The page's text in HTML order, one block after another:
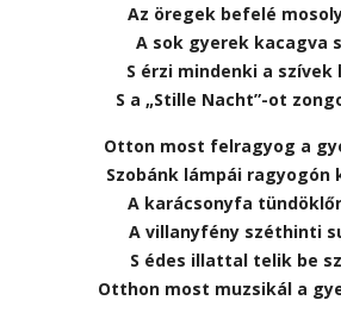
Az öregek befelé
A sok gyerek kacagva
S érzi mindenki a szívek
S a „Stille Nacht”-ot
Otton most felragyog a
Szobánk lámpái ragyogón
A karácsonyfa
A villanyfény széthinti
S édes illattal telik be
Otthon most muzsikál a